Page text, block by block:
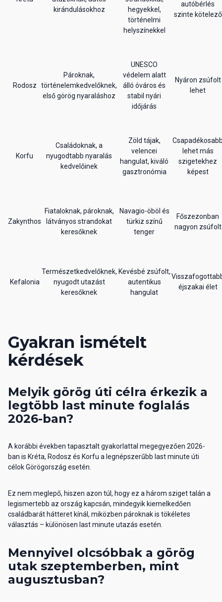
kirándulásokhoz
hegyekkel,
történelmi
helyszínekkel
autóbérlés
szinte kötelező
Rodosz
Pároknak,
történelemkedvelőknek,
első görög nyaraláshoz
UNESCO
védelem alatt
álló óváros és
stabil nyári
időjárás
Nyáron zsúfolt
lehet
Korfu
Családoknak, a
nyugodtabb nyaralás
kedvelőinek
Zöld tájak,
velencei
hangulat, kiváló
gasztronómia
lehet más
szigetekhez
képest
Zakynthos
Fiataloknak, pároknak,
látványos strandokat
keresőknek
Navagio-öböl és
türkiz színű
tenger
Főszezonban
nagyon zsúfolt
Kefalonia
Természetkedvelőknek,
nyugodt utazást
keresőknek
Kevésbé zsúfolt,
autentikus
hangulat
éjszakai élet
Gyakran ismételt
kérdések
Melyik görög úti célra érkezik a
legtöbb last minute foglalás
2026-ban?
A korábbi években tapasztalt gyakorlattal megegyezően 2026-
ban is Kréta, Rodosz és Korfu a legnépszerűbb last minute úti
célok Görögország esetén.
Ez nem meglepő, hiszen azon túl, hogy ez a három sziget talán a
legismertebb az ország kapcsán, mindegyik kiemelkedően
családbarát hátteret kínál, miközben pároknak is tökéletes
választás – különösen last minute utazás esetén.
Mennyivel olcsóbbak a görög
utak szeptemberben, mint
augusztusban?